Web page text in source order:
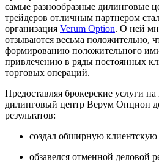
самые разнообразные дилинговые
трейдеров отличным партнером
организация Verum Option. О ней
отзываются весьма положительно,
формированию положительного
привлечению в ряды постоянных
торговых операций.
Предоставляя брокерские услуги
дилинговый центр Верум Опцион
результатов:
создал обширную клиентскую
обзавелся отменной деловой